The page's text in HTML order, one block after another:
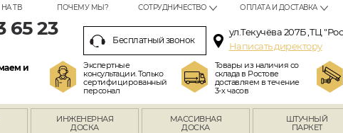
ТВ ПОЧЕМУ МЫ? СОТРУДНИЧЕСТВО ОПЛАТА И ДОСТАВКА
65 23
и
Бесплатный звонок
ул.Текучёва 207Б ,ТЦ
Написать директору
Экспертные
консультации. Только
сертифицированный
персонал
Товары из наличия со
склада в Ростове
доставляем в течение
3-х часов
ИНЖЕНЕРНАЯ
ДОСКА
МАССИВНАЯ
ДОСКА
ШТУЧНЫЙ
ПАРКЕТ